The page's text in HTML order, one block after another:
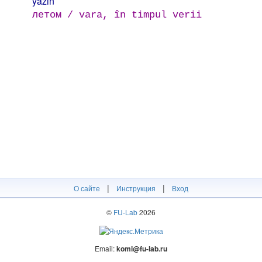
летом / vara, în timpul verii
О сайте | Инструкция | Вход
© FU-Lab2026
Email:komi@fu-lab.ru